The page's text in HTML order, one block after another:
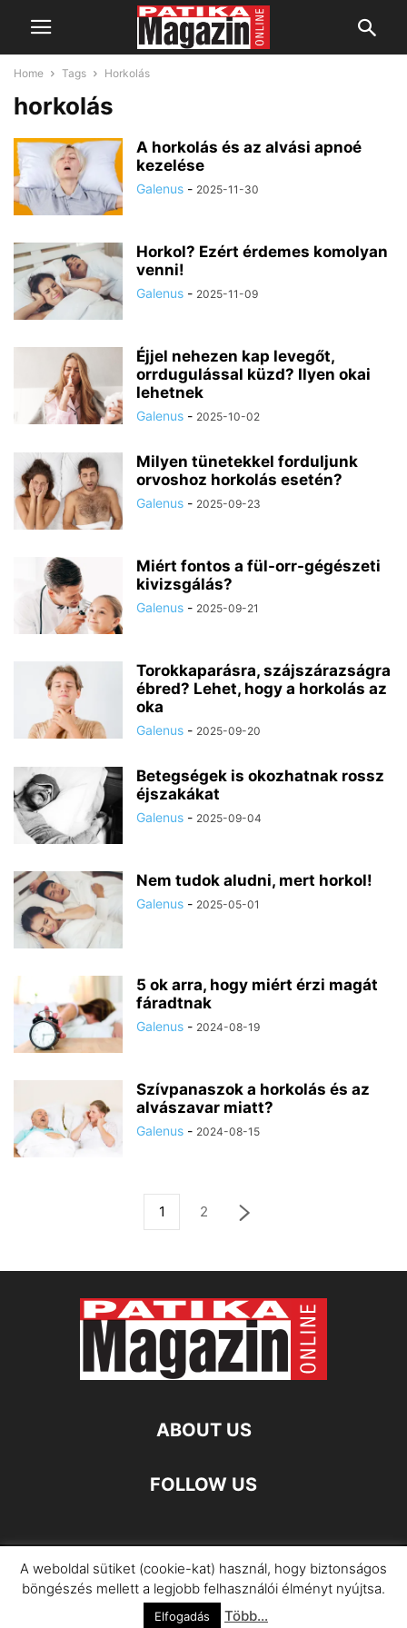
Home Tags Horkolás
horkolás
A horkolás és az alvási apnoé
kezelése
Galenus - 2025-11-30
Horkol? Ezért érdemes komolyan
venni!
Galenus - 2025-11-09
Éjjel nehezen kap levegőt,
orrdugulással küzd? Ilyen okai
lehetnek
Galenus - 2025-10-02
Milyen tünetekkel forduljunk
orvoshoz horkolás esetén?
Galenus - 2025-09-23
Miért fontos a fül-orr-gégészeti
kivizsgálás?
Galenus - 2025-09-21
Torokkaparásra, szájszárazságra
ébred? Lehet, hogy a horkolás az
oka
Galenus - 2025-09-20
Betegségek is okozhatnak rossz
éjszakákat
Galenus - 2025-09-04
Nem tudok aludni, mert horkol!
Galenus - 2025-05-01
5 ok arra, hogy miért érzi magát
fáradtnak
Galenus - 2024-08-19
Szívpanaszok a horkolás és az
alvászavar miatt?
Galenus - 2024-08-15
1 2
ABOUT US
FOLLOW US
Impresszum Adatkezelési Információ
©
A weboldal sütiket (cookie-kat) használ, hogy biztonságos
böngészés mellett a legjobb felhasználói élményt nyújtsa.
Elfogadás Több...